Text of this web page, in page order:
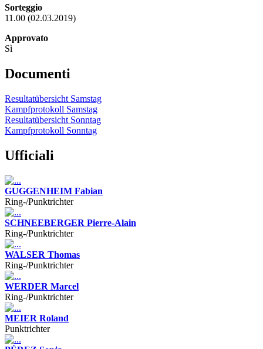
Sorteggio
11.00 (02.03.2019)
Approvato
Sì
Documenti
Resultatübersicht Samstag
Kampfprotokoll Samstag
Resultatübersicht Sonntag
Kampfprotokoll Sonntag
Ufficiali
GUGGENHEIM Fabian
Ring-/Punktrichter
SCHNEEBERGER Pierre-Alain
Ring-/Punktrichter
WALSER Thomas
Ring-/Punktrichter
WERDER Marcel
Ring-/Punktrichter
MEIER Roland
Punktrichter